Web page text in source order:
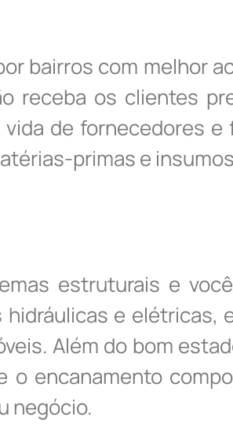
bairros com melhor
receba os clientes
de fornecedores e
primas e
estruturais e
e elétricas,
Além do bom
encanamento
negócio.